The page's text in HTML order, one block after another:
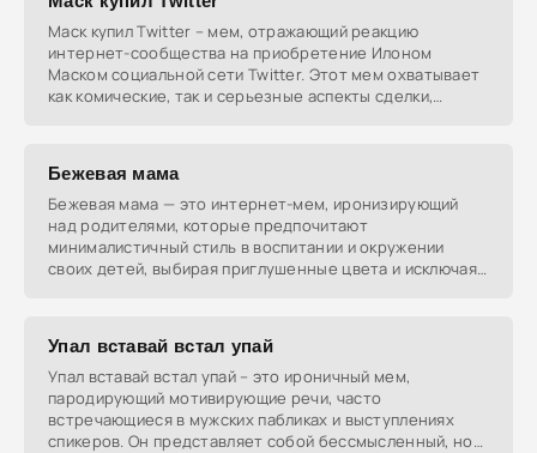
Маск купил Twitter – мем, отражающий реакцию
интернет-сообщества на приобретение Илоном
Маском социальной сети Twitter. Этот мем охватывает
как комические, так и серьезные аспекты сделки,
Бежевая мама
Бежевая мама — это интернет-мем, иронизирующий
над родителями, которые предпочитают
минималистичный стиль в воспитании и окружении
своих детей, выбирая приглушенные цвета и исключая
Упал вставай встал упай
Упал вставай встал упай – это ироничный мем,
пародирующий мотивирующие речи, часто
встречающиеся в мужских пабликах и выступлениях
спикеров. Он представляет собой бессмысленный, но